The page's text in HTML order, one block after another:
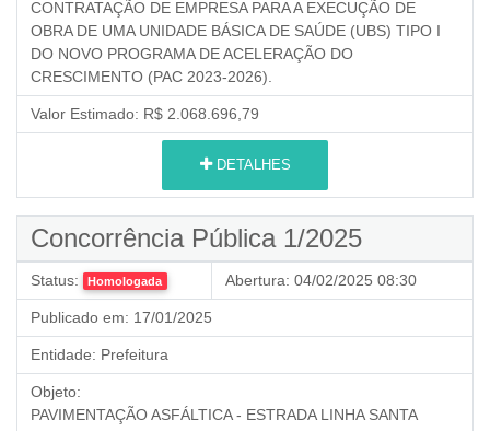
CONTRATAÇÃO DE EMPRESA PARA A EXECUÇÃO DE
OBRA DE UMA UNIDADE BÁSICA DE SAÚDE (UBS) TIPO I
DO NOVO PROGRAMA DE ACELERAÇÃO DO
CRESCIMENTO (PAC 2023-2026).
Valor Estimado: R$ 2.068.696,79
DETALHES
Concorrência Pública 1/2025
Status: Homologada Abertura: 04/02/2025 08:30
Publicado em: 17/01/2025
Entidade: Prefeitura
Objeto:
PAVIMENTAÇÃO ASFÁLTICA - ESTRADA LINHA SANTA